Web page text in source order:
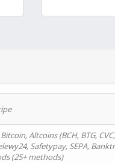
Altcoins (BCH, BTG, CVC,
Safetypay, SEPA,
(25+ methods)